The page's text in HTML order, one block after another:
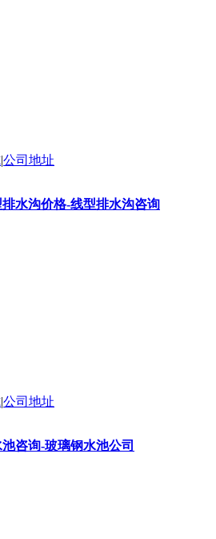
|公司地址
水沟价格-线型排水沟咨询
|公司地址
咨询-玻璃钢水池公司